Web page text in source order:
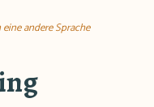
andere Sprache